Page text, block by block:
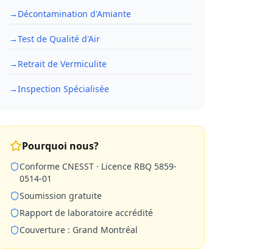
→ Décontamination d'Amiante
→Test de Qualité d'Air
→ Retrait de Vermiculite
→Inspection Spécialisée
Pourquoi nous?
Conforme CNESST · Licence RBQ 5859-
0514-01
Soumission gratuite
Rapport de laboratoire accrédité
Couverture : Grand Montréal